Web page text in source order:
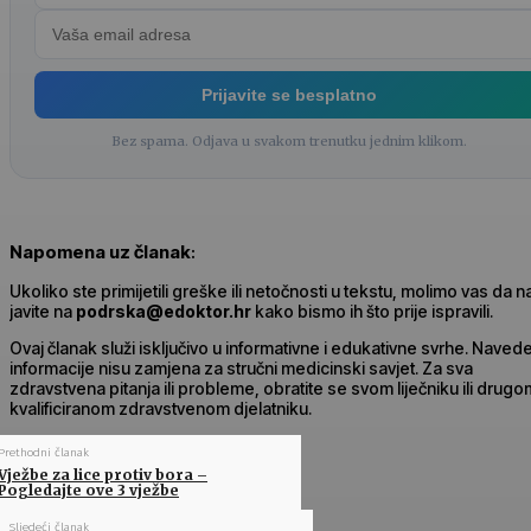
Prijavite se besplatno
Bez spama. Odjava u svakom trenutku jednim klikom.
Napomena uz članak:
Ukoliko ste primijetili greške ili netočnosti u tekstu, molimo vas da
javite na podrska@edoktor.hr kako bismo ih što prije ispravili.
Ovaj članak služi isključivo u informativne i edukativne svrhe.
informacije nisu zamjena za stručni medicinski savjet. Za sva
zdravstvena pitanja ili probleme, obratite se svom liječniku ili
kvalificiranom zdravstvenom djelatniku.
članak
za lice protiv bora –
ove 3 vježbe
Sljedeći članak